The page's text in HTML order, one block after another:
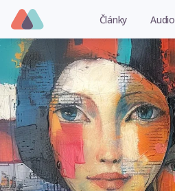
Články Audio